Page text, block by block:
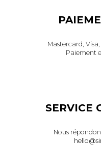
Mastercard,
Paiement
SERVICE
Nous